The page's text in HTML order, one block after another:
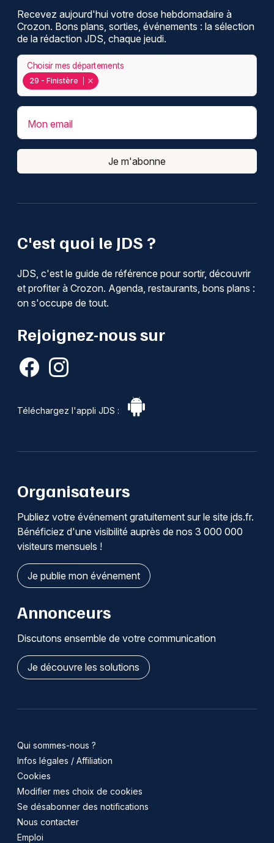
C'est quoi le JDS ?
JDS, c'est le guide de référence pour sortir, découvrir
et profiter à Crozon. Agenda, restaurants, bons plans :
on s'occupe de tout.
Rejoignez-nous sur
Téléchargez l'appli JDS :
Recevez aujourd'hui votre dose hebdomadaire à
Crozon. Bons plans, sorties, événements : la sélection
de la rédaction JDS, chaque jeudi.
29 - Finistère
Choisir mes départements
Mon email
Je m'abonne
Organisateurs
Publiez votre événement gratuitement sur le site jds.fr.
Bénéficiez d'une visibilité auprès de nos 3 000 000
visiteurs mensuels !
Je publie mon événement
Annonceurs
Discutons ensemble de votre communication
Je découvre les solutions
Qui sommes-nous ?
Infos légales / Affiliation
Cookies
Modifier mes choix de cookies
Se désabonner des notifications
Nous contacter
Emploi